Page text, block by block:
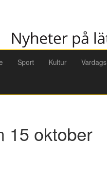
Sport Kultur Vardags
15 oktober